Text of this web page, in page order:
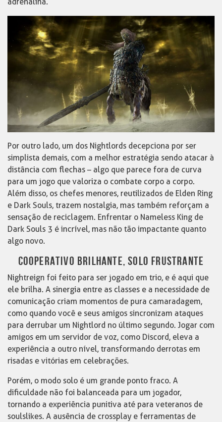
Por outro lado, um dos Nightlords decepciona por ser
simplista demais, com a melhor estratégia sendo atacar à
distância com flechas – algo que parece fora de curva
para um jogo que valoriza o combate corpo a corpo.
Além disso, os chefes menores, reutilizados de Elden Ring
e Dark Souls, trazem nostalgia, mas também reforçam a
sensação de reciclagem. Enfrentar o Nameless King de
Dark Souls 3 é incrível, mas não tão impactante quanto
algo novo.
COOPERATIVO BRILHANTE, SOLO FRUSTRANTE
Nightreign foi feito para ser jogado em trio, e é aqui que
ele brilha. A sinergia entre as classes e a necessidade de
comunicação criam momentos de pura camaradagem,
como quando você e seus amigos sincronizam ataques
para derrubar um Nightlord no último segundo. Jogar com
amigos em um servidor de voz, como Discord, eleva a
experiência a outro nível, transformando derrotas em
risadas e vitórias em celebrações.
Porém, o modo solo é um grande ponto fraco. A
dificuldade não foi balanceada para um jogador,
tornando a experiência punitiva até para veteranos de
soulslikes. A ausência de crossplay e ferramentas de